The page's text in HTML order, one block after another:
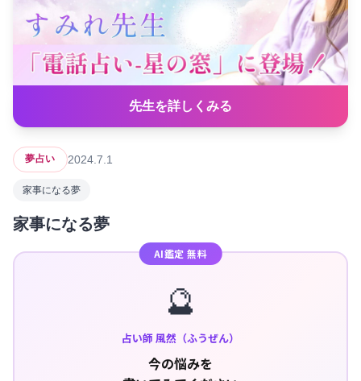
先生を詳しくみる
夢占い 2024.7.1
家事になる夢
家事になる夢
AI鑑定 無料
🔮
占い師 風然（ふうぜん）
今の悩みを